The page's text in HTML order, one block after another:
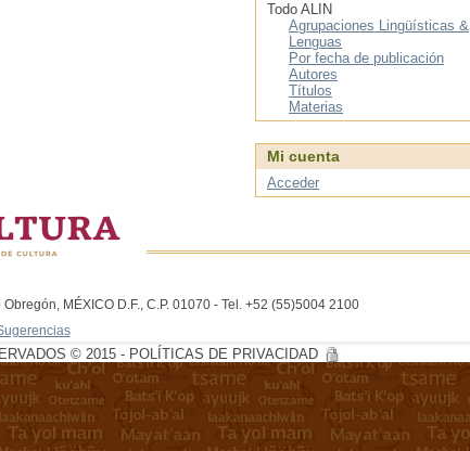
Todo ALIN
Agrupaciones Lingüísticas &
Lenguas
Por fecha de publicación
Autores
Títulos
Materias
Mi cuenta
Acceder
MÉXICO D.F., C.P. 01070 - Tel. +52 (55)5004 2100
© 2015 - POLÍTICAS DE PRIVACIDAD